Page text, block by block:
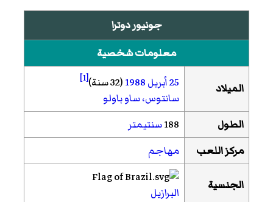
جونيور دوترا
معلومات شخصية
الميلاد 25 أبريل 1988(32 سنة) [1]
سانتوس، ساو باولو
الطول
188سنتيمتر
مركز اللعب
مهاجم
الجنسية
البرازيل